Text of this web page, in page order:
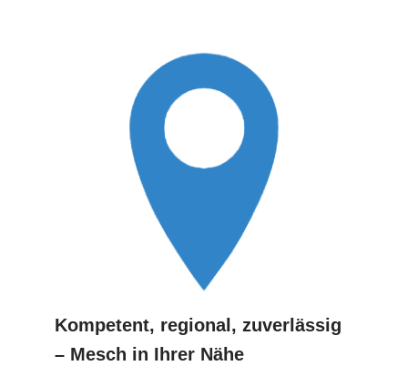
Kompetent, regional, zuverlässig
– Mesch in Ihrer Nähe